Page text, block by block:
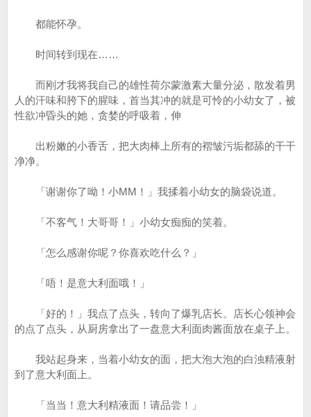
都能怀孕。
时间转到现在……
而刚才我将我自己的雄性荷尔蒙激素大量分泌，散发着男
人的汗味和胯下的腥味，首当其冲的就是可怜的小幼女了，被
性欲冲昏头的她，贪婪的呼吸着，伸
出粉嫩的小香舌，把大肉棒上所有的褶皱污垢都舔的干干
净净。
「谢谢你了呦！小MM！」我揉着小幼女的脑袋说道。
「不客气！大哥哥！」小幼女痴痴的笑着。
「怎么感谢你呢？你喜欢吃什么？」
「唔！是意大利面哦！」
「好的！」我点了点头，转向了爆乳店长。店长心领神会
的点了点头，从厨房拿出了一盘意大利面肉酱面放在桌子上。
我站起身来，当着小幼女的面，把大泡大泡的白浊精液射
到了意大利面上。
「当当！意大利精液面！请品尝！」